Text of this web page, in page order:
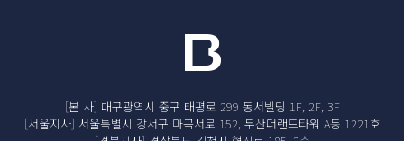
[본 사] 대구광역시 중구 태평로 299 동서빌딩 1F, 2F, 3F
[서울지사] 서울특별시 강서구 마곡서로 152, 두산더랜드타워 A동 1221호